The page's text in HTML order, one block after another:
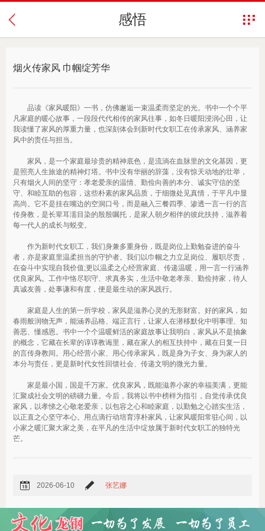
感悟
烟火传家风 巾帼绽芳华
品读《家风暖阳》一书，仿佛邂逅一束温柔而坚定的光。书中一个个平
凡家庭的暖心故事，一段段代代相传的家风往事，如冬日暖阳浸润心田，让
我读懂了家风的厚重力量，也深刻体会到新时代女职工在传承家风、涵养家
风中的责任与担当。
家风，是一个家庭最珍贵的精神底色，是流淌在血脉里的文化基因，更
是照亮人生旅途的精神灯塔。书中没有华丽的辞藻，没有惊天动地的壮举，
只有烟火人间的坚守：孝老爱亲的温情、勤俭向善的本分、诚实守信的坚
守、和睦互助的包容，这些朴素的家风品质，于细微处见真情，于平凡中显
高尚。它不是挂在嘴边的空洞口号，而是融入三餐四季、渗透一言一行的言
传身教，是长辈耳濡目染的殷殷嘱托，是家人朝夕相伴的彼此扶持，滋养着
每一代人的成长与蜕变。
作为新时代女职工，我们身兼多重身份，既是岗位上勤勉奋进的奋斗
者，亦是家庭里温柔担当的守护者。我们以巾帼之力立足岗位、履职尽责，
在奋斗中实现自我价值;更以温柔之心经营家庭、传递温暖，用一言一行涵养
优良家风。工作中恪尽职守、求真务实，生活中敬老孝亲、勤俭持家，待人
真诚友善，处事谦和有度，便是最生动的家风践行。
家庭是人生的第一所学校，家风是滋养心灵的无形财富。好的家风，如
春雨般润物无声，能涵养品格、端正言行，让家人在潜移默化中明事理、知
善恶、懂感恩。书中一个个温暖鲜活的家庭故事让我明白，家风从不是抽象
的概念，它藏在长辈的谆谆教诲里，藏在家人的相互扶持中，藏在日复一日
的言传身教间。用心经营小家、用心传承家风，既是身为子女、身为家人的
本分与责任，更是新时代女性回馈社会、传递文明的微光力量。
家是最小国，国是千万家。优良家风，既能滋养小家的幸福美满，更能
汇聚成社会文明的磅礴力量。今后，我将以书中榜样为指引，自觉传承优良
家风，以孝悌之心敬老爱亲，以包容之心和睦家庭，以勤勉之心踏实生活，
以正直之心坚守本心。用点滴行动培育淳朴家风，让家风暖阳常驻心间，以
小家之暖汇聚大家之美，在平凡的生活中绽放属于新时代女职工的独特光
芒。
2026-06-10 张艺娜